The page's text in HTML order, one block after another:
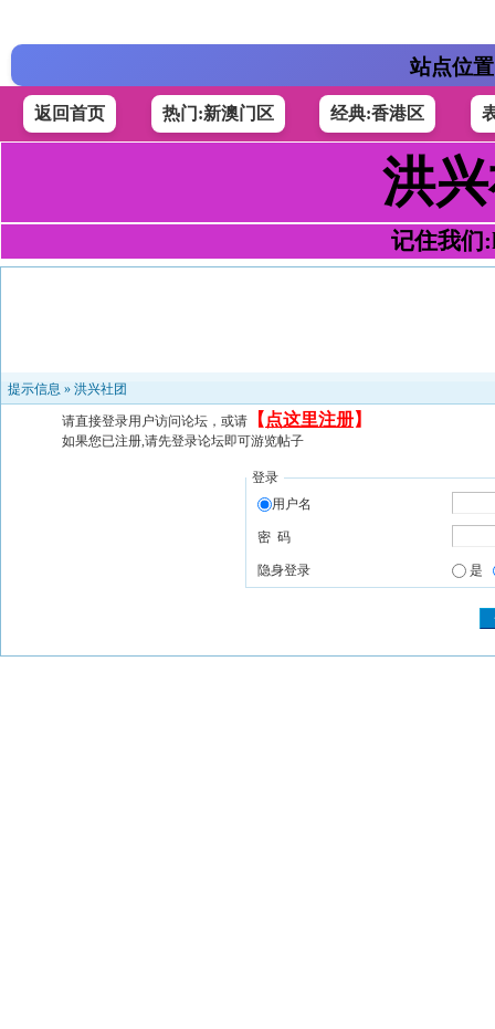
站点位
返回首页 热门:新澳门区 经典:香港区
洪
记住我们
提示信息 » 洪兴社团
请直接登录用户访问论坛，或请 【 点这里注册】
如果您已注册,请先登录论坛即可游览帖子
登录
用户名
密 码
隐身登录 是